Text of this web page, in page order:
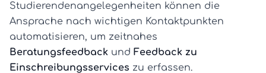
Studierendenangelegenheiten können die
Ansprache nach wichtigen Kontaktpunkten
automatisieren, um zeitnahes
Beratungsfeedback und Feedback zu
Einschreibungsservices zu erfassen.